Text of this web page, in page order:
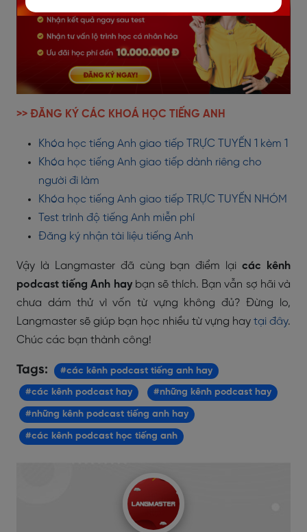
>> ĐĂNG KÝ CÁC KHOÁ HỌC TIẾNG ANH
Khóa học tiếng Anh giao tiếp TRỰC TUYẾN 1 kèm 1
Khóa học tiếng Anh giao tiếp dành riêng cho
người đi làm
Khóa học tiếng Anh giao tiếp TRỰC TUYẾN NHÓM
Test trình độ tiếng Anh miễn phí
Đăng ký nhận tài liệu tiếng Anh
Vậy là Langmaster đã cùng bạn điểm lạicác kênh
podcast tiếng Anh haybạn sẽ thích. Bạn vẫn sợ hãi và
chưa dám thử vì vốn từ vựng không đủ? Đừng lo,
Langmaster sẽ giúp bạn học nhiều từ vựng hay tại đây.
Chúc các bạn thành công!
Tags: #các kênh podcast tiếng anh hay
#các kênh podcast hay #những kênh podcast hay
#những kênh podcast tiếng anh hay
#các kênh podcast học tiếng anh